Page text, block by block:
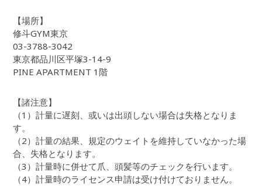
【場所】
修斗GYM東京
03-3788-3042
東京都品川区平塚3-14-9
PINE APARTMENT 1階
【諸注意】
（1）計量に遅刻、或いは出頭しない場合は失格となりま
す。
（2）計量の結果、規定のウェイトを維持していなかった場
合、失格となります。
（3）計量時に併せて爪、頭髪等のチェックを行います。
（4）計量時のライセンス申請は受け付けておりません。